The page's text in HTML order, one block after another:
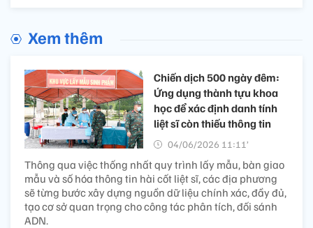
Xem thêm
Chiến dịch 500 ngày đêm:
Ứng dụng thành tựu khoa
học để xác định danh tính
liệt sĩ còn thiếu thông tin
04/06/2026 11:11’
Thông qua việc thống nhất quy trình lấy mẫu, bàn giao
mẫu và số hóa thông tin hài cốt liệt sĩ, các địa phương
sẽ từng bước xây dựng nguồn dữ liệu chính xác, đầy đủ,
tạo cơ sở quan trọng cho công tác phân tích, đối sánh
ADN.